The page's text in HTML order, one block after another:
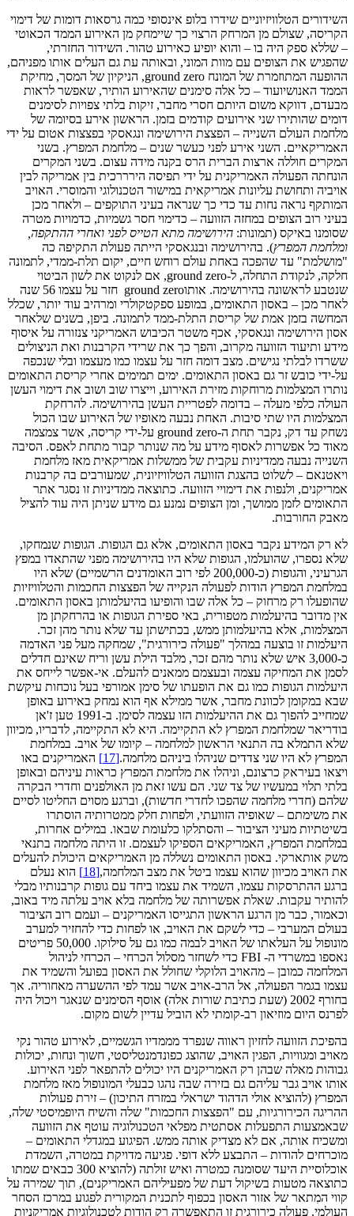
השידורים הטלוויזיוניים שידרו בלופ אינסופי כמה גרסאות דומות של דימוי
הקריסה, שצולם מן המרחק הרצוי כך שיימחק מן האירוע הממד הכאוטי
– שללא ספק היה בו – והוא יופיע כאירוע טהור. השידור החזרתי,
שהפגיש את הצופים עם מוות המוני, ובאותה עת גם העלים אותו מפניהם,
ההופעה המתוזמרת של המונח ground zero, הניקיון של המסך, מחיקת
הממד האנושיועוד – כל אלה סימנים שהאירוע הותיר, שאפשר לראות
מבעדם, דווקא משום היותם חסרי מחבר, זיקות בלתי צפויות לסימנים
דומים שהותירו שני אירועים קודמים בזמן. הראשון אירע בסיומה של
מלחמת העולם השנייה – הפצצת הירושימה ונגאסקי בפצצות אטום על ידי
האמריקאיים. השני אירע לפני כעשר שנים – מלחמת המפרץ. בשני
המקרים חוללה ארצות הברית הרס בקנה מידה עצום. בשני המקרים
הונחתה הפעולה האמריקנית על ידי תפיסה הירררכית בין אמריקה לבין
אויביה ותחושת עליונות אמריקאית במישור הטכנולוגי והמוסרי. האויב
המותקף נראה נחות עד כדי כך שנראה בעיני התוקפים – ולאחר מכן
בעיני רוב הצופים במחזה הזוועה – כדימוי חסר גשמיות, כדמויות מטרה
שסומנו באיקס (תמונות: הירושימה מתא הטייס לפני ואחרי ההתקפה,
ומלחמת המפרץ). בהירושימה ובנגאסקי הייתה פעולת התקיפה כה
"מושלמת" עד שהפכה באחת עולם רוחש חיים, יקום תלת-ממדי, לתמונה
חלקה, לנקודת התחלה, ל-ground zero, אם לנקוט את לשון הביטוי
שנטבע לראשונה בהירושימה. אותוground zero חזר על עצמו 56 שנה
לאחר מכן – באסון התאומים, במופע ספקטקולרי ומרהיב עוד יותר, שכלל
המחשה בזמן אמת של קריסת התלת-ממד לתמונה. ביפן, בשנים שלאחר
אסון הירושימה ונגאסקי, אכף משטר הכיבוש האמריקני צנזורה על איסוף
מידע ותיעוד הזוועה מקרוב, והפך כך את שרידי הקרבנות ואת הניצולים
ששרדו לבלתי נגישים. מצב דומה חזר על עצמו כמו מעצמו ובלי שנכפה
על-ידי כובש זר גם באסון התאומים. ימים תמימים אחרי קריסת התאומים
נותרו המצלמות מרוחקות מזירת האירוע, וייצרו שוב ושוב את דימוי העשן
העולה כלפי מעלה – בדומה לפטריית העשן בהירושימה. להרחקת
המצלמות היו שתי סיבות. האחת נבעה מאופיו של האירוע שבו הכול
נשחק עד דק, נקבר תחת ה-ground zero על-ידי קריסה, אשר צמצמה
מאוד כל אפשרות לאסוף מידע על מה שנותר קבור מתחת לאפס. הסיבה
השנייה נבעה ממדיניות עקבית של ממשלות אמריקאית מאז מלחמת
ויאטנאם – לשלוט בהצגת הזוועה הטלוויזיונית, שמעורבים בה קרבנות
אמריקנים, ולנפות את דימויי הזוועה. כתוצאה ממדיניות זו נסגר אתר
התאומים לזמן ממושך, ומן הצופים נמנע גם מידע שניתן היה עוד להציל
מאבק החורבות.
לא רק המידע נקבר באסון התאומים, אלא גם הגופות. הגופות שנמחקו,
שלא נספרו, שהועלמו, הגופות שלא היו בהירושימה מפני שהתאדו במפץ
הגרעיני, והגופות (כ-200,000 לפי רוב האומדנים הרשמיים) שלא היו
במלחמת המפרץ הודות לפעולה הנקייה של הפצצות החכמות והטלוויזיות
שהופעלו רק מרחוק – כל אלה שבו והופיעו בהיעלמותן באסון התאומים.
אין מדובר בהיעלמות מטפורית, באי ספירת הגופות או בהרחקתן מן
המצלמות, אלא בהיעלמותן ממש, בכתישתן עד שלא נותר מהן זכר.
היעלמות זו בוצעה במהלך "פעולה כירורגית", שמחקה מעל פני האדמה
כ-3,000 איש שלא נותר מהם זכר, מלבד הילת עשן וריח שאינם חדלים
לסמן את המחיקה עצמה ובעצמם ממאנים להעלם. אי-אפשר לייחס את
היעלמות הגופות כמו גם את הופעתו של סימן אמורפי בעל נוכחות עיקשת
שבא במקומן לכוונת מחבר, אשר ממילא אף הוא נמחק באירוע באופן
שמחייב להפוך גם את ההיעלמות הזו עצמה לסימן. ב-1991 טען ז'אן
בודריאר שמלחמת המפרץ לא התקיימה. היא לא התקיימה, לדבריו, מכיוון
שלא התמלא בה התנאי הראשון למלחמה – קיומו של אויב. במלחמת
המפרץ לא היו שני צדדים שניהלו ביניהם מלחמה.[17]
האמריקנים באו
ויצאו בעיראק כרצונם, וניהלו את מלחמת המפרץ כראות עיניהם ובאופן
בלתי תלוי במעשיו של צד שני. הם עשו זאת מן האולפנים וחדרי הבקרה
שלהם (חדרי מלחמה שהפכו לחדרי חדשות), וברגע מסוים החליטו לסיים
את משימתם – שאופיה הזוועתי, ולפחות חלק ממטרותיה הוסתרו
בשיטתיות מעיני הציבור – והסתלקו כלעומת שבאו. במילים אחרות,
במלחמת המפרץ, האמריקאים הספיקו לעצמם. זו היתה מלחמה בתנאי
משק אותארקי. באסון התאומים נשללה מן האמריקאים היכולת להעלים
את האויב מכיוון שהוא עצמו ביטל את מצב המלחמה,[18]
הוא נעלם
ברגע ההתרסקות עצמו, השמיד את עצמו ביחד עם גופות קרבנותיו מבלי
להותיר עקבות. שאלת אפשרותה של מלחמה בלא אויב עלתה מיד באוב,
וכאמור, כבר מן הרגע הראשון התגייסו האמריקנים – ועמם רוב הציבור
בעולם המערבי – כדי לשקם את האויב, או לפחות כדי להחזיר למערב
מונופול על העלאתו של האויב לבמה כמו גם על סילוקו. 50,000 פריטים
נאספו במשרדי ה- FBI כדי לשחזר מסלול הכרחי – הכרחי לניהול
המלחמה כמובן – מהאויב הלוקלי שחולל את האסון בפועל והשמיד את
עצמו בגמר הפעולה, אל הרב-אויב אשר עמד לפי ההשערה מאחוריה. אך
בחורף 2002 (שעת כתיבת שורות אלה) אוסף הסימנים שנאגר ויכול היה
לפרנס היום מוזיאון רב-קומתי לא הוביל עדיין לשום מקום.
בהפיכת הזוועה לחזיון ראווה שנפרד מממדיו הגשמיים, לאירוע טהור נקי
מאויב ומגוויות, הפגין האויב, שהוצג כפונדמנטליסטי, חשוך ונחות, יכולות
גבוהות מאלה שבהן רק האמריקנים היו יכולים להתפאר לפני האירוע.
אותו אויב גבר עליהם גם בזירה שבה נהגו כבעלי המונופול מאז מלחמת
המפרץ (להוציא אולי הדהוד ישראלי במזרח התיכון) – זירת פעולות
ההריגה הכירורגיות, עם "הפצצות החכמות" שלה והשיח היופמיסטי שלה,
שבאמצעות התפעלות אסתטית מפלאי הטכנולוגיה עוטף את הזוועה
ומשכיח אותה, אם לא מצדיק אותה ממש. הפיגוע במגדלי התאומים –
מוכרחים להודות – התבצע ללא דופי. פגיעה מדויקת במטרה, השמדת
אוכלוסיית היעד שסומנה כמטרה ואיש זולתה (להוציא 300 כבאים שמתו
כתוצאה מטעות בשיקול דעת של מפעיליהם האמריקנים), תוך שמירה על
קווי המִתאר של אזור האסון בכפוף לתכנית המקורית לפגוע במרכז הסחר
העולמי. פעולה כירורגית זו התאפשרה רק הודות לטכנולוגיות אמריקניות